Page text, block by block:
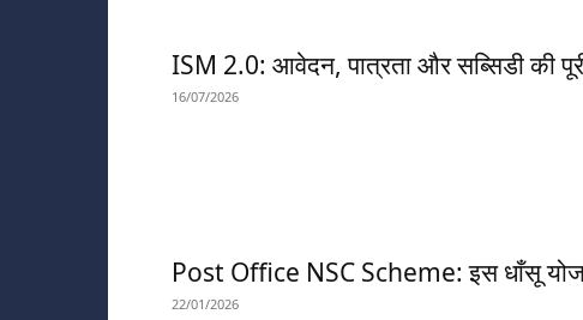
ISM 2.0: आवेदन, पात्रता और सब्सिडी की
16/07/2026
Post Office NSC Scheme: इस धाँसू
22/01/2026